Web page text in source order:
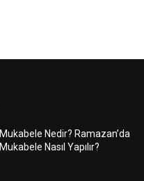
Mukabele Nedir? Ramazan’da
Mukabele Nasıl Yapılır?